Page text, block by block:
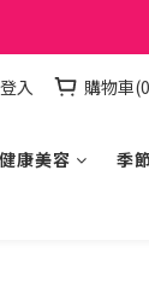
入 購物車
健康美容 季